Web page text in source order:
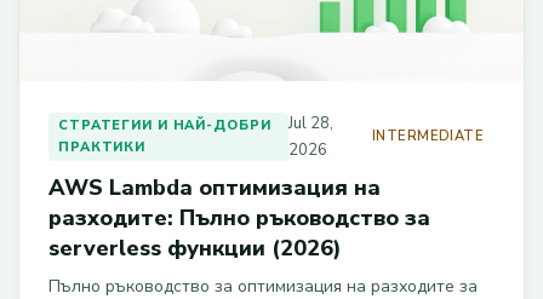
СТРАТЕГИИ И НАЙ-ДОБРИ
ПРАКТИКИ
Jul 28,
2026
INTERMEDIATE
AWS Lambda оптимизация на
разходите: Пълно ръководство за
serverless функции (2026)
Пълно ръководство за оптимизация на разходите за